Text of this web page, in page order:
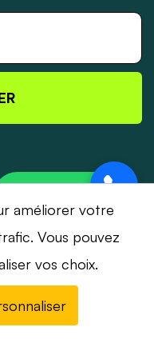
- Tous droits
améliorer votre
Vous pouvez
vos choix.